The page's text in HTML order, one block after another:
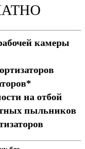
камеры
на отбой
пыльников